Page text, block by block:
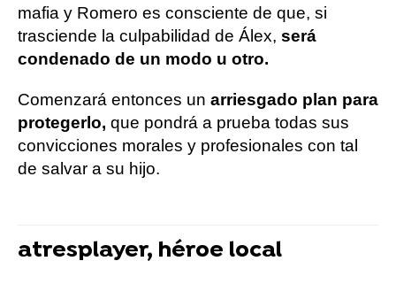
mafia y Romero es consciente de que, si
trasciende la culpabilidad de Álex, será
condenado de un modo u otro.
Comenzará entonces un arriesgado plan para
protegerlo, que pondrá a prueba todas sus
convicciones morales y profesionales con tal
de salvar a su hijo.
atresplayer, héroe local